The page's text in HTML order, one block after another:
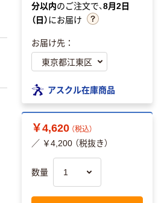
分以内のご注文で、8月2日
（日）にお届け
お届け先：
アスクル在庫商品
￥4,620 （税込）
／ ￥4,200 （税抜き）
数量